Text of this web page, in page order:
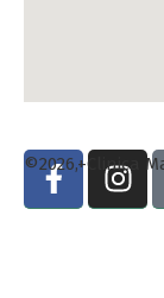
©2026,+Clinica